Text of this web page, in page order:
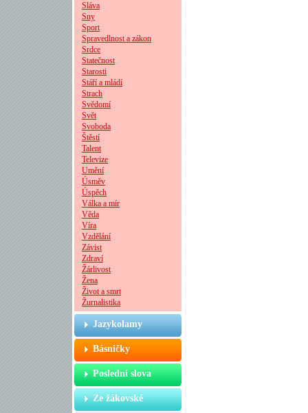
Sláva
Sny
Sport
Spravedlnost a zákon
Srdce
Statečnost
Starosti
Stáří a mládí
Strach
Svědomí
Svět
Svoboda
Štěstí
Talent
Televize
Umění
Úsměv
Úspěch
Válka a mír
Věda
Víra
Vzdělání
Závist
Zdraví
Žárlivost
Žena
Život a smrt
Žurnalistika
Jazykolamy
Básničky
Poslední slova
Ze žákovské